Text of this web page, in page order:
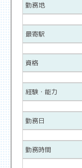
勤務地
最寄駅
資格
経験・能力
勤務日
勤務時間